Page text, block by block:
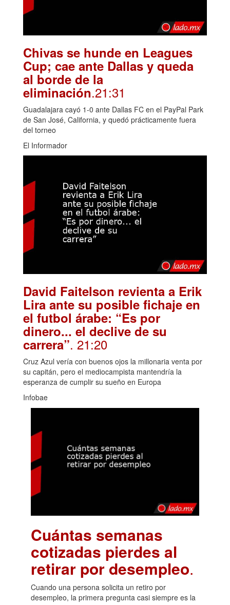
Chivas se hunde en Leagues
Cup; cae ante Dallas y queda
al borde de la
eliminación.21:31
Guadalajara cayó 1-0 ante Dallas FC en el PayPal Park
de San José, California, y quedó prácticamente fuera
del torneo
El Informador
David Faitelson revienta a Erik
Lira ante su posible fichaje en
el futbol árabe: “Es por
dinero... el declive de su
carrera”. 21:20
Cruz Azul vería con buenos ojos la millonaria venta por
su capitán, pero el mediocampista mantendría la
esperanza de cumplir su sueño en Europa
Infobae
Cuántas semanas
cotizadas pierdes al
retirar por desempleo.
Cuando una persona solicita un retiro por
desempleo, la primera pregunta casi siempre es la